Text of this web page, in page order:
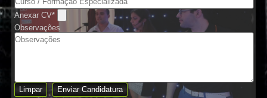
Anexar CV*
Observações
Limpar Enviar Candidatura